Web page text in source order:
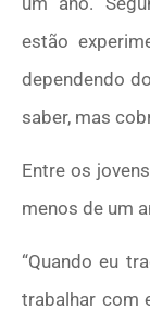
estão
dependendo
saber, mas
Entre os
menos de um
“Quando eu
trabalhar com